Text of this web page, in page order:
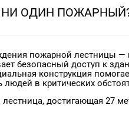
приложение прямо
RuStore, AppStore, GoogleStore.
НИ ОДИН
пожарной лестницы —
безопасный доступ к
конструкция
в критических
достигающая 27